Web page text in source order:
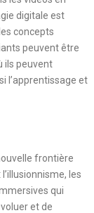
digitale est
concepts
peuvent être
ils peuvent
l’apprentissage et
frontière
les
qui
et de